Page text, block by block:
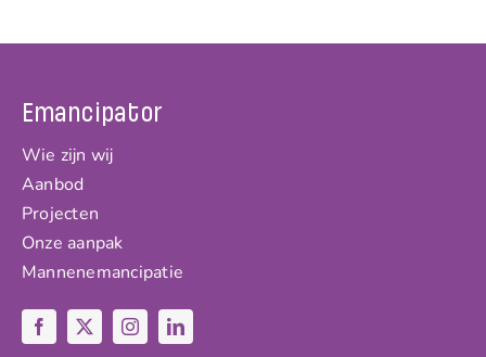
Emancipator
Wie zijn wij
Aanbod
Projecten
Onze aanpak
Mannenemancipatie